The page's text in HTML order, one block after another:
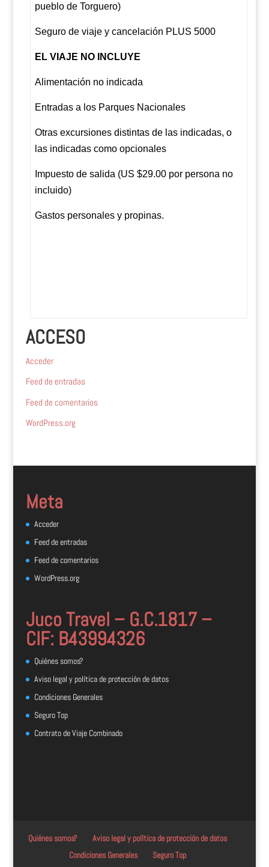
pueblo de Torguero)
Seguro de viaje y cancelación PLUS 5000
EL VIAJE NO INCLUYE
Alimentación no indicada
Entradas a los Parques Nacionales
Otras excursiones distintas de las indicadas, o
las indicadas como opcionales
Impuesto de salida (US $29.00 por persona no
incluido)
Gastos personales y propinas.
ACCESO
Acceder
Feed de entradas
Feed de comentarios
WordPress.org
Meta
Acceder
Feed de entradas
Feed de comentarios
WordPress.org
Juco Travel – G.C.1817 –
CIF: B43994326
Quiénes somos?
Aviso legal y política de protección de datos
Condiciones Generales
Seguro Top
Contrato de Viaje Combinado
Quiénes somos?
Aviso legal y política de protección de datos
Condiciones Generales
Seguro Top